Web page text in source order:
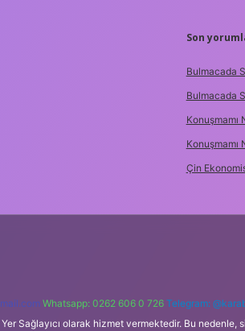
Son
Bulmacada
Bulmacada
Konuşmamı
Konuşmamı
Çin
Whatsapp: 0262 606 0 726 Telegram:
Sağlayıcı olarak hizmet vermektedir. Bu